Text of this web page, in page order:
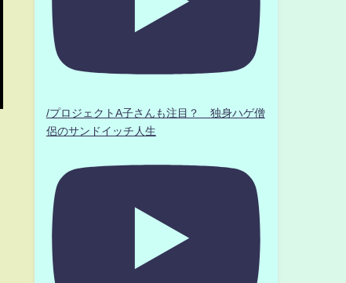
/プロジェクトA子さんも注目？ 独身ハゲ僧
侶のサンドイッチ人生